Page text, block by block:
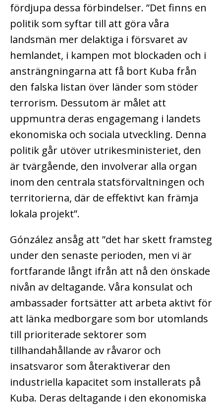
fördjupa dessa förbindelser. ”Det finns en
politik som syftar till att göra våra
landsmän mer delaktiga i försvaret av
hemlandet, i kampen mot blockaden och i
ansträngningarna att få bort Kuba från
den falska listan över länder som stöder
terrorism. Dessutom är målet att
uppmuntra deras engagemang i landets
ekonomiska och sociala utveckling. Denna
politik går utöver utrikesministeriet, den
är tvärgående, den involverar alla organ
inom den centrala statsförvaltningen och
territorierna, där de effektivt kan främja
lokala projekt”.
Gónzález ansåg att ”det har skett framsteg
under den senaste perioden, men vi är
fortfarande långt ifrån att nå den önskade
nivån av deltagande. Våra konsulat och
ambassader fortsätter att arbeta aktivt för
att länka medborgare som bor utomlands
till prioriterade sektorer som
tillhandahållande av råvaror och
insatsvaror som återaktiverar den
industriella kapacitet som installerats på
Kuba. Deras deltagande i den ekonomiska